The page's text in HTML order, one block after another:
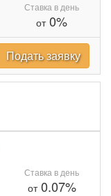
Ставка в день
от0%
Подать заявку
Ставка в день
от0.07%